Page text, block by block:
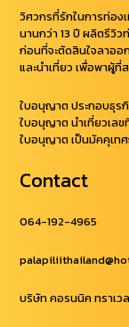
วิศวกรที่รักในการท่อง
นานกว่า 13 ปี ผลิตรีวิว
ก่อนที่จะตัดสินใจลาออ
และนำเที่ยว เพื่อพาผู้
ใบอนุญาต ประกอบธุร
ใบอนุญาต นำเที่ยวเลข
ใบอนุญาต เป็นมัคคุเท
Contact
064-192-4965
บริษัท คอรนนิค ทราเว